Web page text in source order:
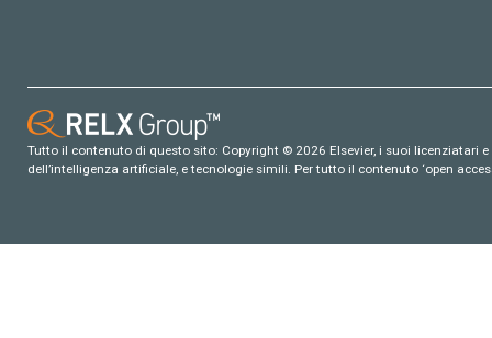
Tutto il contenuto di questo sito: Copyright © 2026 Elsevier, i suoi
dell’intelligenza artificiale, e tecnologie simili. Per tutto il contenuto ‘open